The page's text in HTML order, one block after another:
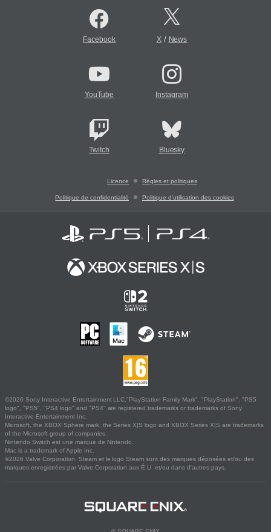
Facebook X/ News
YouTube Instagram
Twitch Bluesky
Licence Règles et politiques
Politique de confidentialité Politique d'utilisation des cookies
©2026 Sony Interactive Entertainment LLC."PlayStation Family Mark", "PlayStation", "PS5
logo", "PS5", "PS4 logo" and "PS4" are registered trademarks or trademarks of Sony
Interactive Entertainment Inc.
Microsoft, the XBOX Sphere mark, the Series X|S logo and XBOX Series X|S are trademarks
of the Microsoft group of companies.
Nintendo Switch est une marque de Nintendo.
Mac is a trademark of Apple Inc.
©2026 Valve Corporation. Steam et le logo Steam sont des marques déposées et/ou des
marques enregistrées par Valve Corporation aux É.U. et/ou dans d'autres pays.